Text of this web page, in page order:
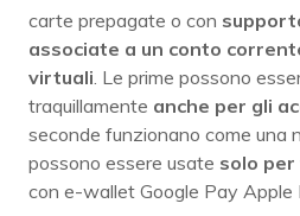
carte prepagate o con
associate a un conto
virtuali . Le prime possono
traquillamente anche per gli
seconde funzionano come una
possono essere usate solo
con e-wallet Google Pay Apple